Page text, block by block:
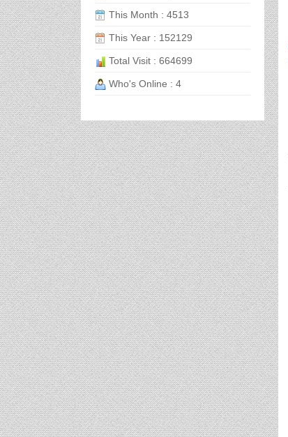
TN 2069
TN 2068
CẶP HỌC SINH MS:
TN 5016
CẶP HỌC SINH MS:
TN 5015
CẶP HỌC SINH MS:
TN 5014
CẶP HỌC SINH MS:
TN 5013
CẶP HỌC SINH MS:
TN 5012
This Month : 4513
This Year : 152129
Total Visit : 664699
Who's Online : 4